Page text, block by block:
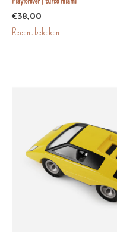
€38,00
Recent bekeken